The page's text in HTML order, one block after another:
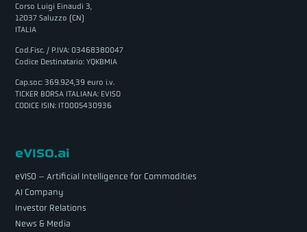
Corso Luigi Einaudi 3,
12037 Saluzzo (CN)
ITALIA
Cod.Fisc. / P.IVA: 03468380047
Codice Destinatario: YQKBMIA
Cap.soc: 369.924,39 euro i.v.
TICKER BORSA ITALIANA: EVISO
CODICE ISIN: IT0005430936
eVISO.ai
eVISO – Artificial Intelligence for Commodities
AI Company
Investor Relations
News & Media